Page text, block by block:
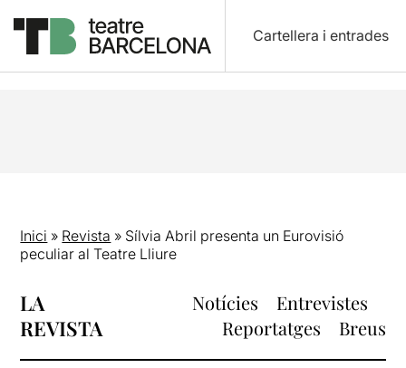
Cartellera i entrades
Inici » Revista » Sílvia Abril presenta un Eurovisió
peculiar al Teatre Lliure
LA
REVISTA
Notícies
Entrevistes
Reportatges
Breus